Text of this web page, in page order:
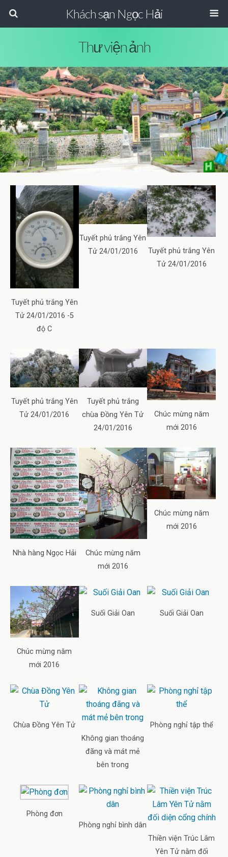
Khách sạn Ngọc Hải
Thư viện ảnh
Tuyết phủ trắng Yên
Tử 24/01/2016 -5
độ C
Tuyết phủ trắng Yên
Tử 24/01/2016
Tuyết phủ trắng Yên
Tử 24/01/2016
Tuyết phủ trắng Yên
Tử 24/01/2016
Tuyết phủ trắng
chùa Đồng Yên Tử
24/01/2016
Chúc mừng năm
mới 2016
Nhà hàng Ngọc Hải
Chúc mừng năm
mới 2016
Chúc mừng năm
mới 2016
Chúc mừng năm
mới 2016
Suối Giải Oan Suối Giải Oan
Chùa Đồng Yên Tử
Không gian thoáng
đãng và mát mẻ
bên trong
Phòng nghỉ tập thể
Phòng đơn
Phòng nghỉ bình dân
Thiền viện Trúc Lâm
Yên Tử nằm đối